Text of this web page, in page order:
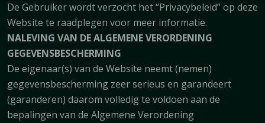
De Gebruiker wordt verzocht het “Privacybeleid” op deze
Website te raadplegen voor meer informatie.
NALEVING VAN DE ALGEMENE VERORDENING
GEGEVENSBESCHERMING
De eigenaar(s) van de Website neemt (nemen)
gegevensbescherming zeer serieus en garandeert
(garanderen) daarom volledig te voldoen aan de
bepalingen van de Algemene Verordening